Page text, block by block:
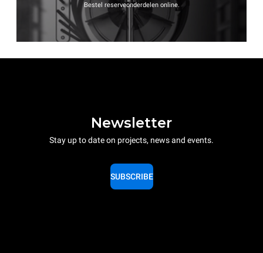
Bestel reserveonderdelen online.
Newsletter
Stay up to date on projects, news and events.
SUBSCRIBE